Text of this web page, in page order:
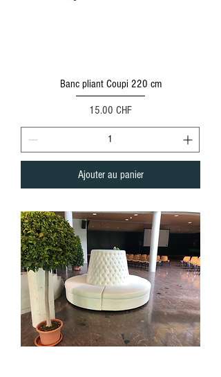
Banc pliant Coupi 220 cm
Prix
15.00 CHF
Ajouter au panier